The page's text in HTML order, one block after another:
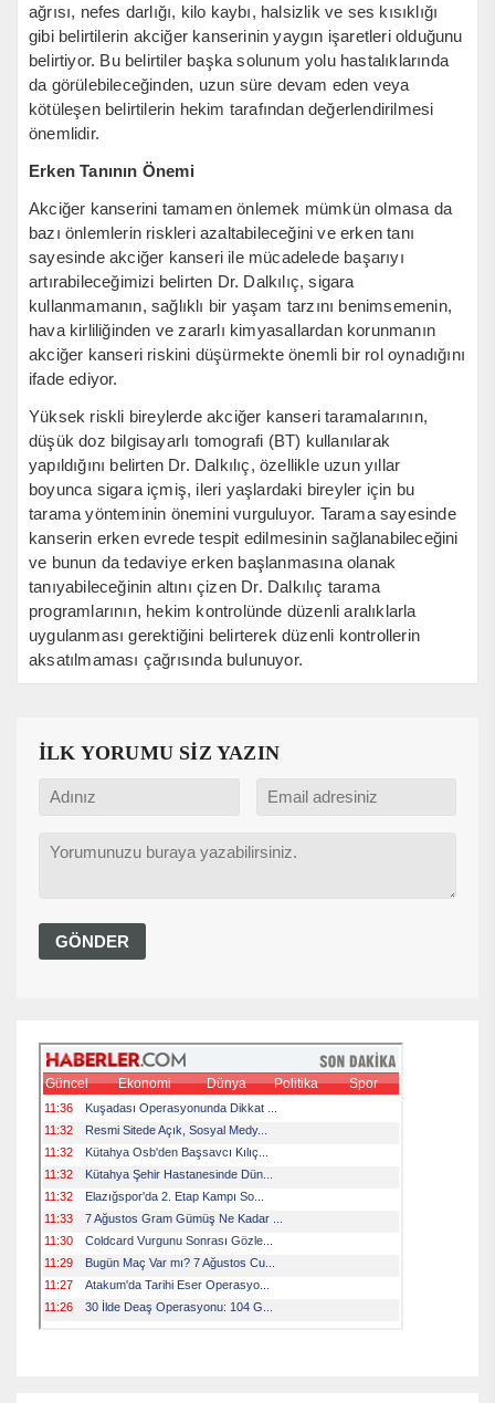
ağrısı, nefes darlığı, kilo kaybı, halsizlik ve ses kısıklığı
gibi belirtilerin akciğer kanserinin yaygın işaretleri olduğunu
belirtiyor. Bu belirtiler başka solunum yolu hastalıklarında
da görülebileceğinden, uzun süre devam eden veya
kötüleşen belirtilerin hekim tarafından değerlendirilmesi
önemlidir.
Erken Tanının Önemi
Akciğer kanserini tamamen önlemek mümkün olmasa da
bazı önlemlerin riskleri azaltabileceğini ve erken tanı
sayesinde akciğer kanseri ile mücadelede başarıyı
artırabileceğimizi belirten Dr. Dalkılıç, sigara
kullanmamanın, sağlıklı bir yaşam tarzını benimsemenin,
hava kirliliğinden ve zararlı kimyasallardan korunmanın
akciğer kanseri riskini düşürmekte önemli bir rol oynadığını
ifade ediyor.
Yüksek riskli bireylerde akciğer kanseri taramalarının,
düşük doz bilgisayarlı tomografi (BT) kullanılarak
yapıldığını belirten Dr. Dalkılıç, özellikle uzun yıllar
boyunca sigara içmiş, ileri yaşlardaki bireyler için bu
tarama yönteminin önemini vurguluyor. Tarama sayesinde
kanserin erken evrede tespit edilmesinin sağlanabileceğini
ve bunun da tedaviye erken başlanmasına olanak
tanıyabileceğinin altını çizen Dr. Dalkılıç tarama
programlarının, hekim kontrolünde düzenli aralıklarla
uygulanması gerektiğini belirterek düzenli kontrollerin
aksatılmaması çağrısında bulunuyor.
İLK YORUMU SİZ YAZIN